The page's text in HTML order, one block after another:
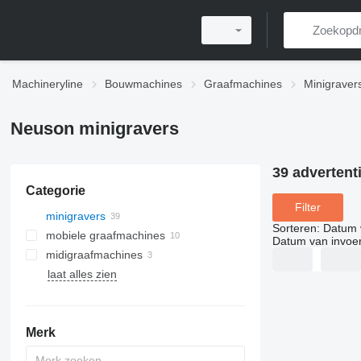
Machineryline Bouwmachines Graafmachines
Neuson minigravers
Categorie
minigravers
mobiele graafmachines
midigraafmachines
laat alles zien
Merk
39
Filter
Sorteren: Datum
Datum van